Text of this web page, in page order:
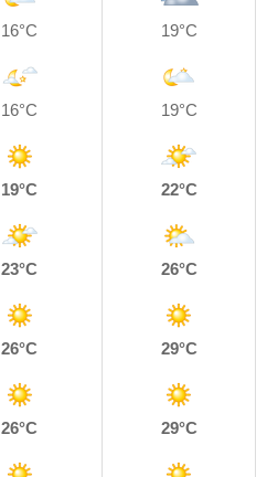
16°C
19°C
16°C
19°C
19°C
22°C
23°C
26°C
26°C
29°C
26°C
29°C